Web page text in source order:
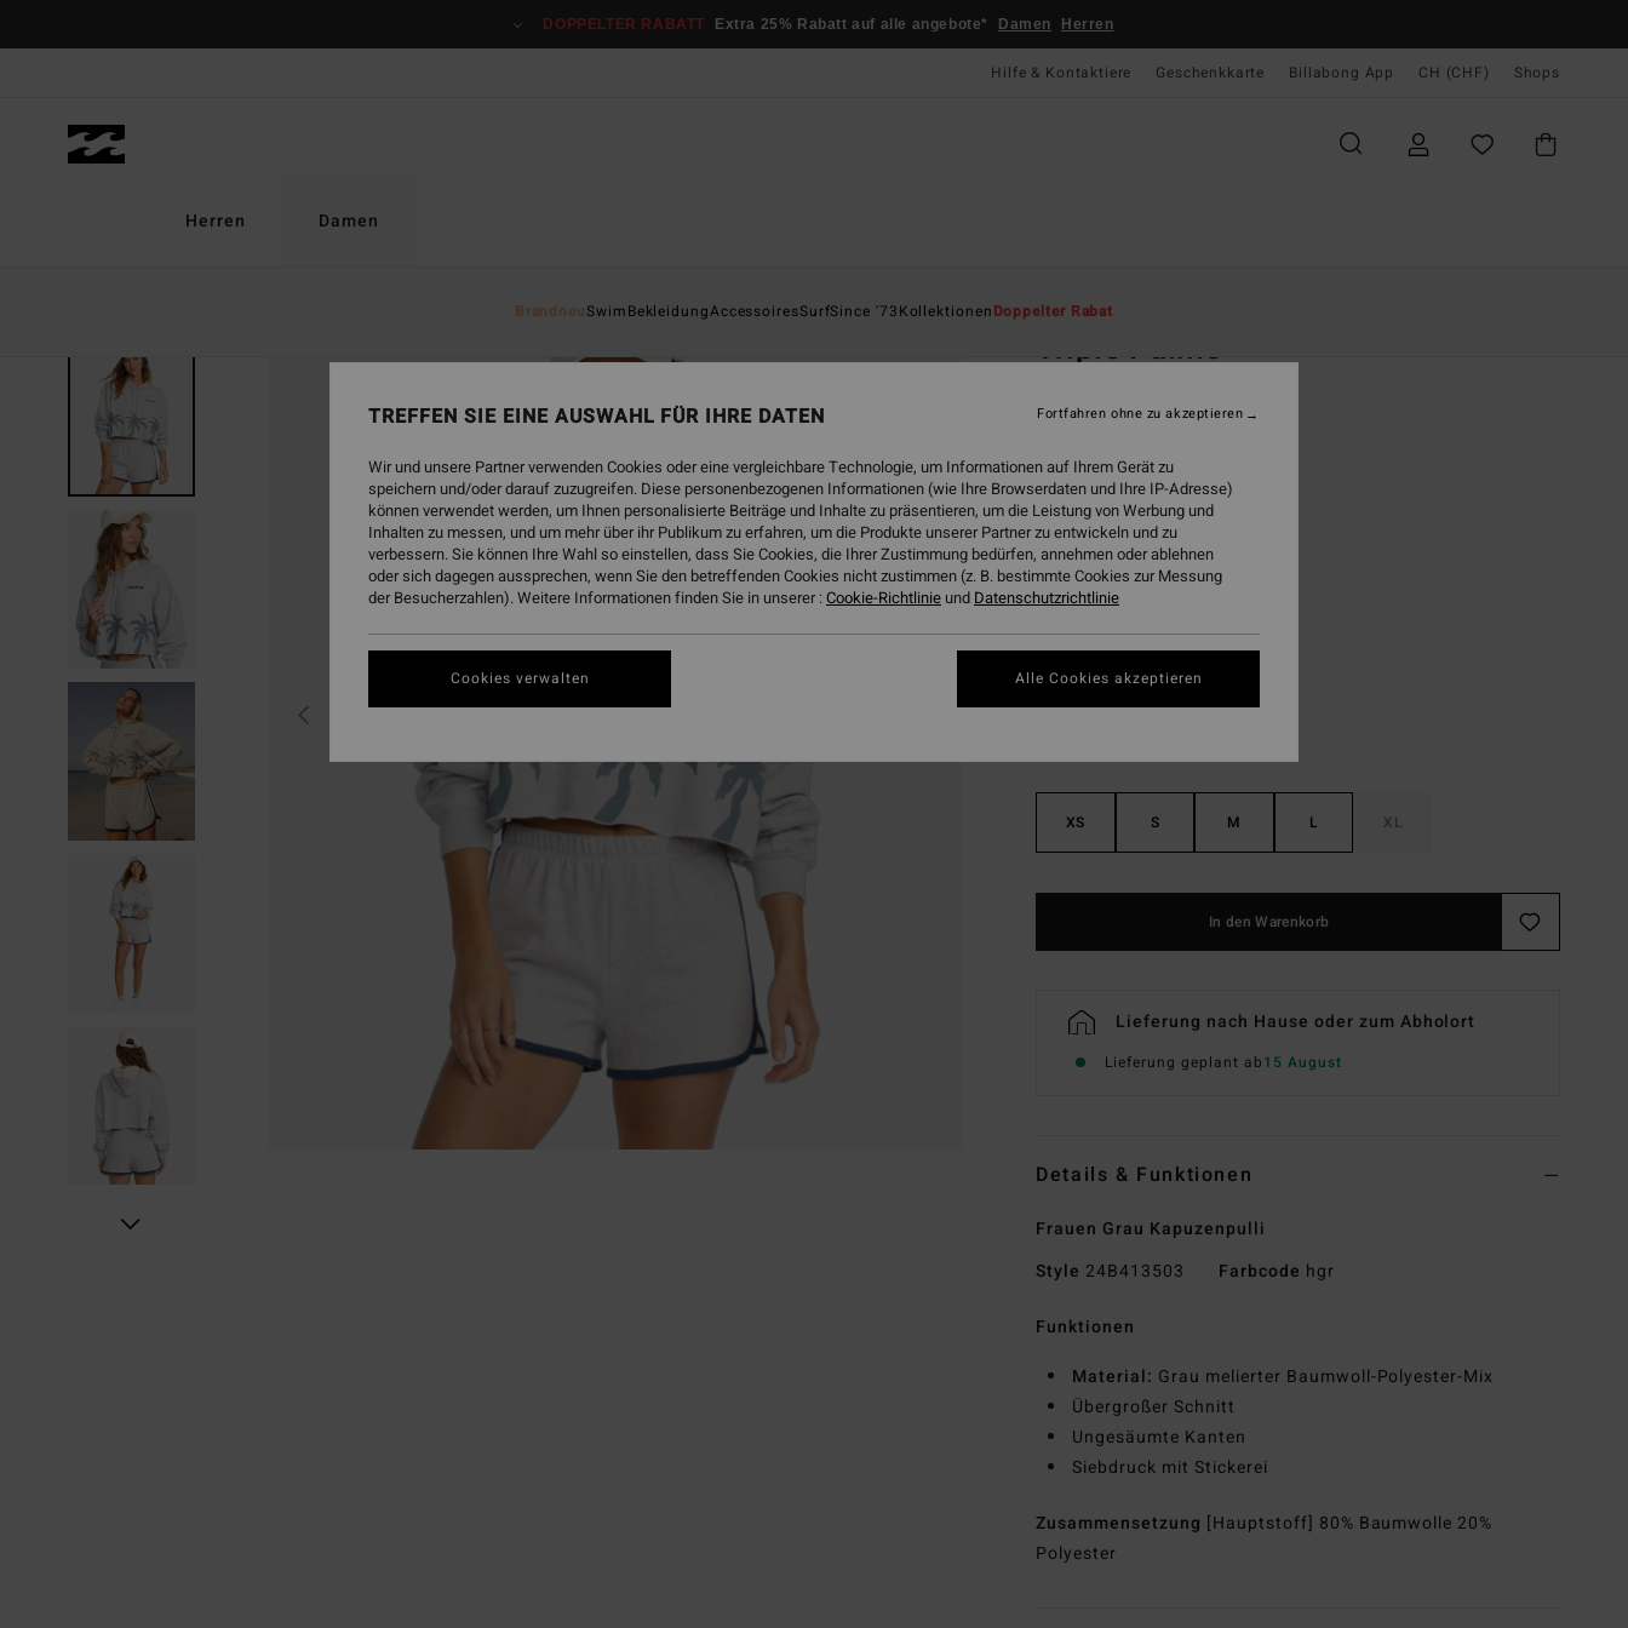
DOPPELTER RABATT Extra 25% Rabatt auf alle angebote* Damen Herren
Hilfe & Kontaktiere Geschenkkarte Billabong App CH (CHF) Shops
Herren Damen
BrandneuSwimBekleidungAccessoiresSurfSince '73KollektionenDoppelter Rabat
Triple Palms
(6 Bewertungen)
CHF 69,00
63%
CHF 25,87
SALE
DOPPELTER RABATT EXTRA 25%
XS S M L XL
In den Warenkorb
Lieferung nach Hause oder zum Abholort
Lieferung geplant ab15 August
Details & Funktionen
Frauen Grau Kapuzenpulli
Style 24B413503 Farbcode hgr
Funktionen
Material: Grau melierter Baumwoll-Polyester-Mix
Übergroßer Schnitt
Ungesäumte Kanten
Siebdruck mit Stickerei
Zusammensetzung [Hauptstoff] 80% Baumwolle 20%
Polyester
TREFFEN SIE EINE AUSWAHL FÜR IHRE DATEN
Wir und unsere Partner verwenden Cookies oder eine vergleichbare Technologie, um Informationen auf Ihrem Gerät zu
speichern und/oder darauf zuzugreifen. Diese personenbezogenen Informationen (wie Ihre Browserdaten und Ihre IP-Adresse)
können verwendet werden, um Ihnen personalisierte Beiträge und Inhalte zu präsentieren, um die Leistung von Werbung und
Inhalten zu messen, und um mehr über ihr Publikum zu erfahren, um die Produkte unserer Partner zu entwickeln und zu
verbessern. Sie können Ihre Wahl so einstellen, dass Sie Cookies, die Ihrer Zustimmung bedürfen, annehmen oder ablehnen
oder sich dagegen aussprechen, wenn Sie den betreffenden Cookies nicht zustimmen (z. B. bestimmte Cookies zur Messung
der Besucherzahlen). Weitere Informationen finden Sie in unserer :Cookie-Richtlinie und Datenschutzrichtlinie
Cookies verwalten
Fortfahren ohne zu akzeptieren
Alle Cookies akzeptieren